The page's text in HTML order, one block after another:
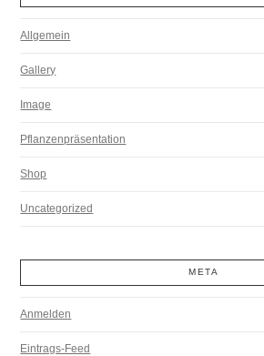
Allgemein
Gallery
Image
Pflanzenpräsentation
Shop
Uncategorized
META
Anmelden
Eintrags-Feed